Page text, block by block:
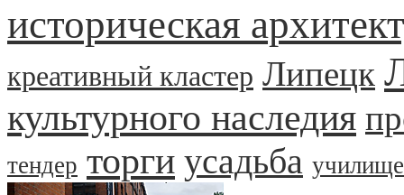
историческая
креативный кластер Липецк
культурного наследия
тендер торги усадьба училище